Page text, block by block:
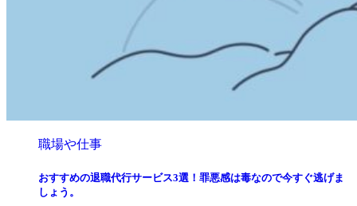
職場や仕事
おすすめの退職代行サービス3選！罪悪感は毒なので今すぐ逃げま
しょう。